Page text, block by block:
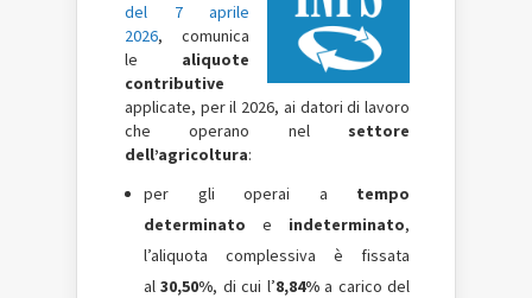
del 7 aprile
2026, comunica
le aliquote
contributive
applicate, per il 2026, ai datori di lavoro
che operano nel settore
dell’agricoltura:
per gli operai a tempo
determinato e indeterminato,
l’aliquota complessiva è fissata
al30,50%, di cui l’8,84%a carico del